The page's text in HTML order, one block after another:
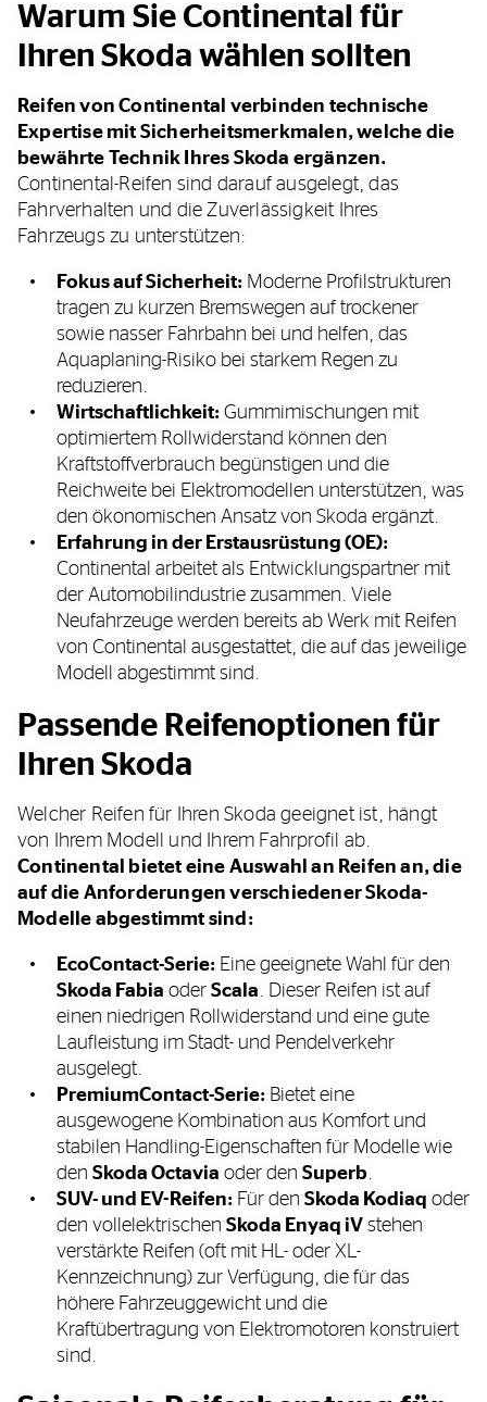
Warum Sie Continental für
Ihren Skoda wählen sollten
Reifen von Continental verbinden technische
Expertise mit Sicherheitsmerkmalen, welche die
bewährte Technik Ihres Skoda ergänzen.
Continental-Reifen sind darauf ausgelegt, das
Fahrverhalten und die Zuverlässigkeit Ihres
Fahrzeugs zu unterstützen:
Fokus auf Sicherheit: Moderne Profilstrukturen
tragen zu kurzen Bremswegen auf trockener
sowie nasser Fahrbahn bei und helfen, das
Aquaplaning-Risiko bei starkem Regen zu
reduzieren.
Wirtschaftlichkeit: Gummimischungen mit
optimiertem Rollwiderstand können den
Kraftstoffverbrauch begünstigen und die
Reichweite bei Elektromodellen unterstützen, was
den ökonomischen Ansatz von Skoda ergänzt.
Erfahrung in der Erstausrüstung (OE):
Continental arbeitet als Entwicklungspartner mit
der Automobilindustrie zusammen. Viele
Neufahrzeuge werden bereits ab Werk mit Reifen
von Continental ausgestattet, die auf das jeweilige
Modell abgestimmt sind.
Passende Reifenoptionen für
Ihren Skoda
Welcher Reifen für Ihren Skoda geeignet ist, hängt
von Ihrem Modell und Ihrem Fahrprofil ab.
Continental bietet eine Auswahl an Reifen an, die
auf die Anforderungen verschiedener Skoda-
Modelle abgestimmt sind:
EcoContact-Serie: Eine geeignete Wahl für den
Skoda Fabia oder Scala. Dieser Reifen ist auf
einen niedrigen Rollwiderstand und eine gute
Laufleistung im Stadt- und Pendelverkehr
ausgelegt.
PremiumContact-Serie: Bietet eine
ausgewogene Kombination aus Komfort und
stabilen Handling-Eigenschaften für Modelle wie
den Skoda Octavia oder den Superb.
SUV- und EV-Reifen: Für den Skoda Kodiaq oder
den vollelektrischen Skoda Enyaq iV stehen
verstärkte Reifen (oft mit HL- oder XL-
Kennzeichnung) zur Verfügung, die für das
höhere Fahrzeuggewicht und die
Kraftübertragung von Elektromotoren konstruiert
sind.